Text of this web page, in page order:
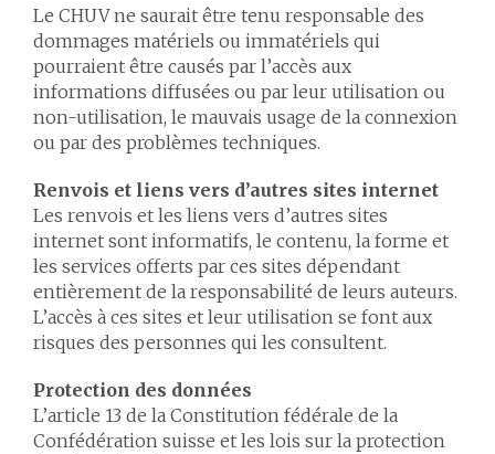
Le CHUV ne saurait être tenu responsable des
dommages matériels ou immatériels qui
pourraient être causés par l’accès aux
informations diffusées ou par leur utilisation ou
non-utilisation, le mauvais usage de la connexion
ou par des problèmes techniques.
Renvois et liens vers d’autres sites internet
Les renvois et les liens vers d’autres sites
internet sont informatifs, le contenu, la forme et
les services offerts par ces sites dépendant
entièrement de la responsabilité de leurs auteurs.
L’accès à ces sites et leur utilisation se font aux
risques des personnes qui les consultent.
Protection des données
L’article 13 de la Constitution fédérale de la
Confédération suisse et les lois sur la protection